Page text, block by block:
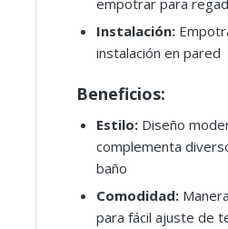
empotrar para
Instalación:
instalación en pared
Beneficios:
Estilo: Diseño
complementa
baño
Comodidad:
para fácil ajuste de